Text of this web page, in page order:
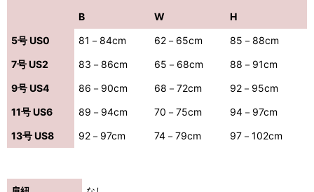
B W
H
5号 US0
81－84cm 62－65cm
85－88cm
7号 US2
83－86cm 65－68cm
88－91cm
9号 US4
86－90cm 68－72cm
92－95cm
11号 US6
89－94cm 70－75cm
94－97cm
13号 US8
92－97cm 74－79cm 97－102cm